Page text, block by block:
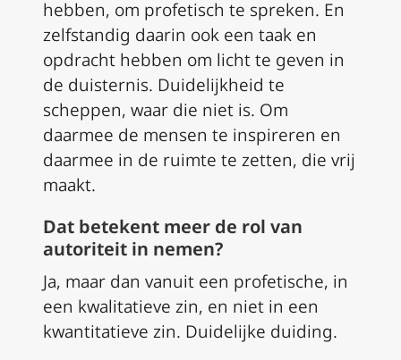
hebben, om profetisch te spreken. En
zelfstandig daarin ook een taak en
opdracht hebben om licht te geven in
de duisternis. Duidelijkheid te
scheppen, waar die niet is. Om
daarmee de mensen te inspireren en
daarmee in de ruimte te zetten, die vrij
maakt.
Dat betekent meer de rol van
autoriteit in nemen?
Ja, maar dan vanuit een profetische, in
een kwalitatieve zin, en niet in een
kwantitatieve zin. Duidelijke duiding.